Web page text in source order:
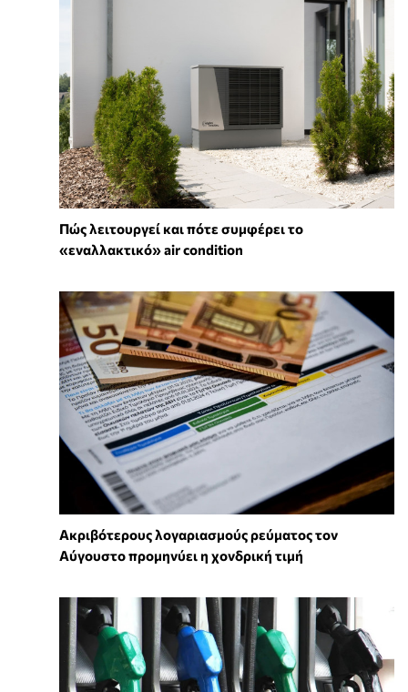
Πώς λειτουργεί και πότε συμφέρει το
«εναλλακτικό» air condition
Ακριβότερους λογαριασμούς ρεύματος τον
Αύγουστο προμηνύει η χονδρική τιμή